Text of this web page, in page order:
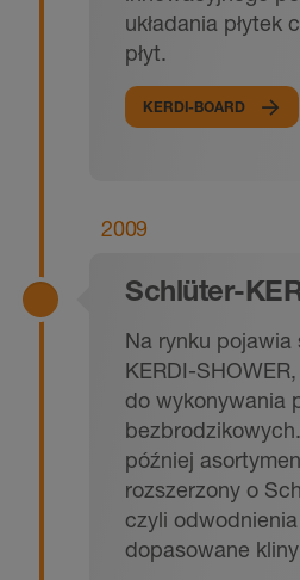
układania płytek
płyt.
KERDI-BOARD
2009
Schlüter-
Na rynku pojawia
KERDI-
do wykonywania
później
rozszerzony o
czyli
dopasowane